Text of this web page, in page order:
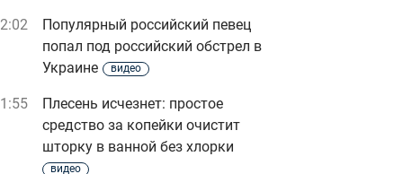
Популярный российский певец
попал под российский обстрел в
Украине
видео
Плесень исчезнет: простое
средство за копейки очистит
шторку в ванной без хлорки
видео